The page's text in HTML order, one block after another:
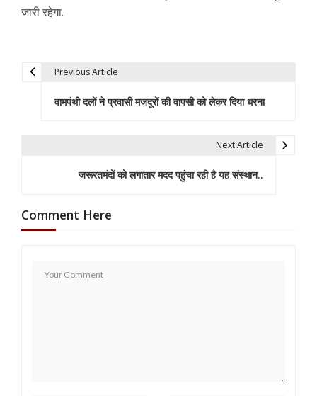
जारी रहेगा.
a
v
Previous Article
वामपंथी दलों ने प्रवासी मजदूरों की वापसी को लेकर दिया धरना
Next Article
जरूरतमंदों को लगातार मदद पहुंचा रही है यह संस्थान..
Comment Here